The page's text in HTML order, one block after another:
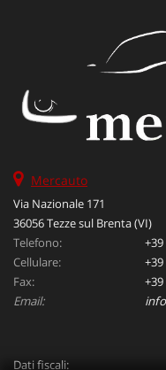
Mercauto
Via Nazionale 171
36056 Tezze sul Brenta (VI)
Telefono:
Cellulare:
Fax:
Email:
Dati fiscali: